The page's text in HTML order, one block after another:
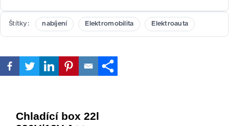
Štítky nabíjení Elektromobilita Elektroauta